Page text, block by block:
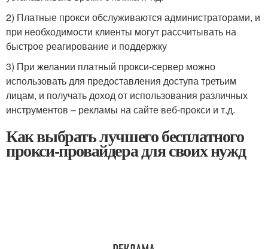
2) Платные прокси обслуживаются администраторами, и
при необходимости клиенты могут рассчитывать на
быстрое реагирование и поддержку
3) При желании платный прокси-сервер можно
использовать для предоставления доступа третьим
лицам, и получать доход от использования различных
инструментов – рекламы на сайте веб-прокси и т.д.
Как выбрать лучшего бесплатного
прокси-провайдера для своих нужд